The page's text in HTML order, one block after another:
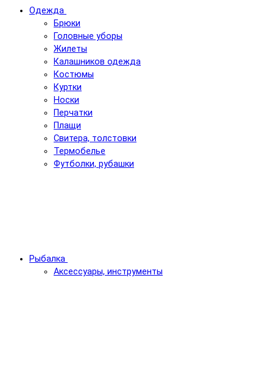
Одежда
Брюки
Головные уборы
Жилеты
Калашников одежда
Костюмы
Куртки
Носки
Перчатки
Плащи
Свитера, толстовки
Термобелье
Футболки, рубашки
Рыбалка
Аксессуары, инструменты